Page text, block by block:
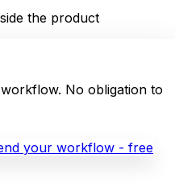
the product
No obligation to
your workflow - free